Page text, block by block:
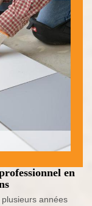
en
années